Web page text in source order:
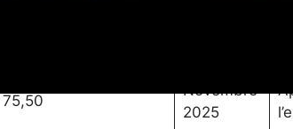
75,50
Novembre
2025